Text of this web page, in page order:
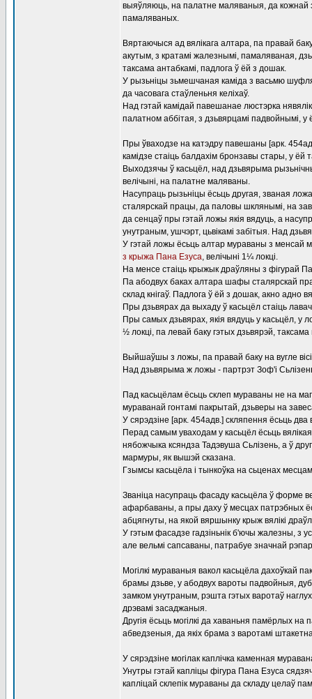
выяўляюць, на палатне маляваныя, да кожнай
памаляваных.
Вяртаючыся ад вялікага алтара, па правай
акутым, з кратамі жалезнымі, памаляваная,
таксама антабкамі, падлога ў ёй з дошак.
У рызьніцы зьмешчаная каміда з васьмю
да часовага стаўленьня келіхаў.
Над гэтай камідай павешанае люстэрка
палатном аббітая, з дзьвярцамі падвойнымі,
Пры ўваходзе на катэдру павешаны [арк.
камідзе стаіць балдахім бронзавы стары, у
Выходзячы ў касьцёл, над дзьвярыма
велічыні, на палатне маляваны.
Насупраць рызьніцы ёсьць другая, званая
сталярскай працы, да паловы шклянымі, на
да сенцаў пры гэтай ложы якія вядуць, а
унутраным, ушчэрт, цьвікамі забітыя. Над
У гэтай ложы ёсьць алтар мураваны з менсай
з крыжа Пана Езуса, велічыні 1¼ локці.
На менсе стаіць крыжык драўляны з фігурай
Па абодвух баках алтара шафы сталярскай
склад кнігаў. Падлога ў ёй з дошак, акно адно
Пры дзьвярах да выхаду ў касьцёл стаіць
Пры самых дзьвярах, якія вядуць у касьцёл, у
½ локці, па левай баку гэтых дзьвярэй,
Выйшаўшы з ложы, па правай баку на вугле
Над дзьвярыма ж ложы - партрэт Зоф'і
Пад касьцёлам ёсьць склеп мураваны не на
мураванай гонтамі пакрытай, дзьверы на
У сярэдзіне [арк. 454адв.] скляпення ёсьць
Перад самым уваходам у касьцёл ёсьць
нябожчыка ксяндза Тадэвуша Сьлізень, а ў
мармуры, як вышэй сказана.
Гзымсы касьцёла і тынкоўка на сьценах
Званіца насупраць фасаду касьцёла ў форме
афарбаваны, а пры даху ў месцах патрэбных
абцягнуты, на якой вяршынку крыж вялікі
У гэтым фасадзе гадзіньнік б'ючы жалезны, з
але вельмі сапсаваны, патрабуе значнай
Могілкі мураваныя вакол касьцёла дахоўкай
брамы дзьве, у абодвух вароты падвойныя,
замком унутраным, рэшта гэтых варотаў
дрэвамі засаджаныя.
Другія ёсьць могілкі да хаваньня памёрлых
абведзеныя, да якіх брама з варотамі
У сярэдзіне могілак каплічка каменная
Унутры гэтай капліцы фігура Пана Езуса
капліцай склепік мураваны да складу целаў